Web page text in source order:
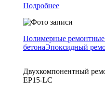
Подробнее
Полимерные ремонтные
бетонаЭпоксидный
Двухкомпонентный
EP15-LC